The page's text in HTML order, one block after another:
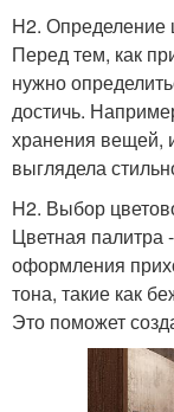
H2. Определение
Перед тем, как
нужно
достичь.
хранения вещей,
выглядела
H2. Выбор
Цветная палитра
оформления
тона, такие как
Это поможет